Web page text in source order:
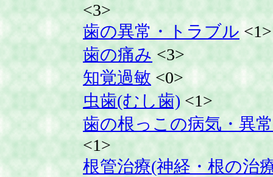
<3>
歯の異常・トラブル <1>
歯の痛み <3>
知覚過敏 <0>
虫歯(むし歯) <1>
歯の根っこの病気・異常
<1>
根管治療(神経・根の治